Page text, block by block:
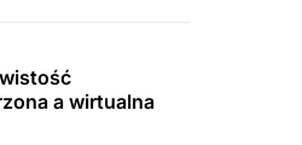
a wirtualna